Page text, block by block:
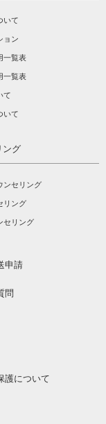
いて
ョン
一覧表
一覧表
て
いて
ング
ンセリング
リング
セリング
申請
問
護について